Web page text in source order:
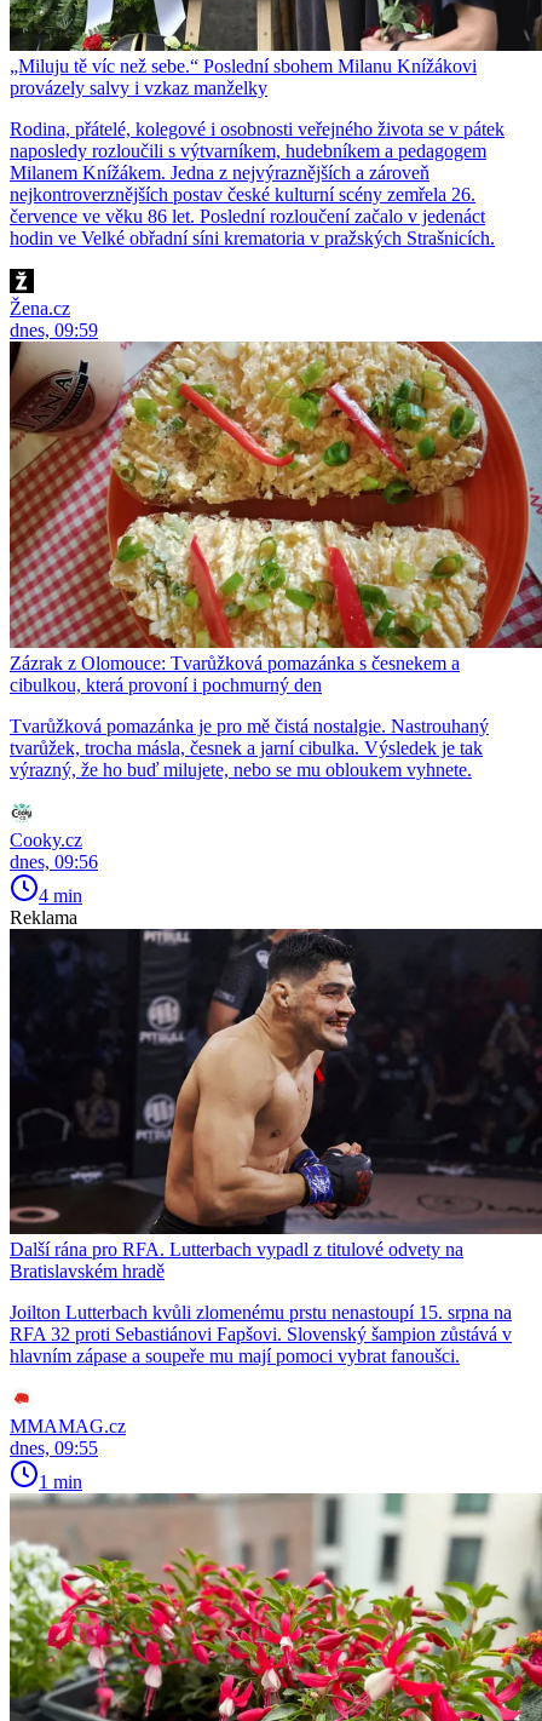
„Miluju tě víc než sebe.“ Poslední sbohem Milanu Knížákovi
provázely salvy i vzkaz manželky
Rodina, přátelé, kolegové i osobnosti veřejného života se v pátek
naposledy rozloučili s výtvarníkem, hudebníkem a pedagogem
Milanem Knížákem. Jedna z nejvýraznějších a zároveň
nejkontroverznějších postav české kulturní scény zemřela 26.
července ve věku 86 let. Poslední rozloučení začalo v jedenáct
hodin ve Velké obřadní síni krematoria v pražských Strašnicích.
Žena.cz
dnes, 09:59
Zázrak z Olomouce: Tvarůžková pomazánka s česnekem a
cibulkou, která provoní i pochmurný den
Tvarůžková pomazánka je pro mě čistá nostalgie. Nastrouhaný
tvarůžek, trocha másla, česnek a jarní cibulka. Výsledek je tak
výrazný, že ho buď milujete, nebo se mu obloukem vyhnete.
Cooky.cz
dnes, 09:56
4 min
Reklama
Další rána pro RFA. Lutterbach vypadl z titulové odvety na
Bratislavském hradě
Joilton Lutterbach kvůli zlomenému prstu nenastoupí 15. srpna na
RFA 32 proti Sebastiánovi Fapšovi. Slovenský šampion zůstává v
hlavním zápase a soupeře mu mají pomoci vybrat fanoušci.
MMAMAG.cz
dnes, 09:55
1 min